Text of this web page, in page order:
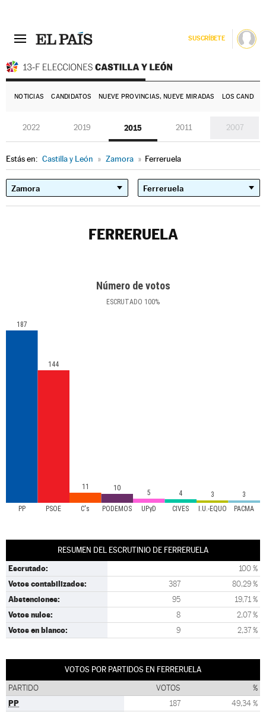
SUSCRÍBETE
NOTICIAS CANDIDATOS NUEVE PROVINCIAS, NUEVE MIRADAS LOS
2022 2019 2015 2011 2007
Estás en: Castilla y León » Zamora » Ferreruela
FERRERUELA
Número de votos
ESCRUTADO 100%
PP PSOE C's PODEMOS UPyD CIVES I.U.-EQUO PACMA
187
144
11 10
5 4 3 3
RESUMEN DEL ESCRUTINIO DE FERRERUELA
Escrutado: 100 %
Votos contabilizados: 387 80,29 %
Abstenciones: 95 19,71 %
Votos nulos: 8 2,07 %
Votos en blanco: 9 2,37 %
VOTOS POR PARTIDOS EN FERRERUELA
PARTIDO VOTOS %
PP 187 49,34 %